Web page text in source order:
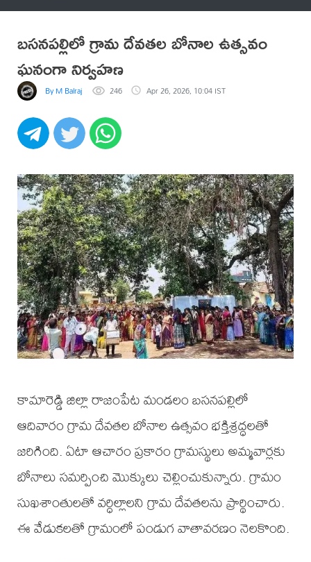
బసనపల్లిలో గ్రామ దేవతల బోనాల ఉత్సవం
ఘనంగా నిర్వహణ
By M Balraj 246 Apr 26, 2026, 10:04 IST
కామారెడ్డి జిల్లా రాజంపేట మండలం బసనపల్లిలో
ఆదివారం గ్రామ దేవతల బోనాల ఉత్సవం భక్తిశ్రద్ధలతో
జరిగింది. ఏటా ఆచారం ప్రకారం గ్రామస్థులు అమ్మవార్లకు
బోనాలు సమర్పించి మొక్కులు చెల్లించుకున్నారు. గ్రామం
సుఖశాంతులతో వర్ధిల్లాలని గ్రామ దేవతలను ప్రార్థించారు.
ఈ వేడుకలతో గ్రామంలో పండుగ వాతావరణం నెలకొంది.